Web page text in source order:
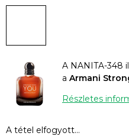
A NANITA-348
a Armani
Részletes
A tétel elfogyott…